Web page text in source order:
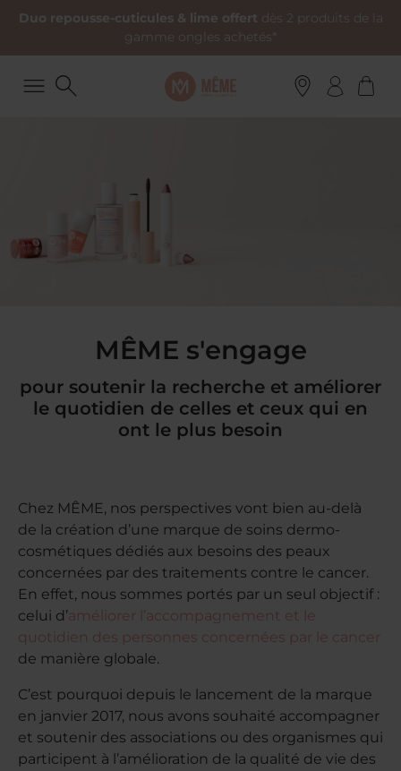
Duo repousse-cuticules & lime offert dès 2 produits de la
gamme ongles achetés*
MÊME s'engage
pour soutenir la recherche et améliorer
le quotidien de celles et ceux qui en
ont le plus besoin
Chez MÊME, nos perspectives vont bien au-delà
de la création d’une marque de soins dermo-
cosmétiques dédiés aux besoins des peaux
concernées par des traitements contre le cancer.
En effet, nous sommes portés par un seul objectif :
celui d’améliorer l’accompagnement et le
quotidien des personnes concernées par le cancer
de manière globale.
C’est pourquoi depuis le lancement de la marque
en janvier 2017, nous avons souhaité accompagner
et soutenir des associations ou des organismes qui
participent à l’amélioration de la qualité de vie des